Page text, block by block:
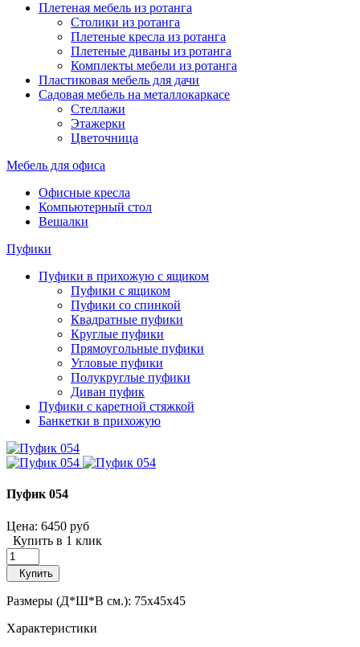
Плетеная мебель из ротанга
Столики из ротанга
Плетеные кресла из ротанга
Плетеные диваны из ротанга
Комплекты мебели из ротанга
Пластиковая мебель для дачи
Садовая мебель на металлокаркасе
Стеллажи
Этажерки
Цветочница
Мебель для офиса
Офисные кресла
Компьютерный стол
Вешалки
Пуфики
Пуфики в прихожую с ящиком
Пуфики с ящиком
Пуфики со спинкой
Квадратные пуфики
Круглые пуфики
Прямоугольные пуфики
Угловые пуфики
Полукруглые пуфики
Диван пуфик
Пуфики с каретной стяжкой
Банкетки в прихожую
Пуфик 054
Цена: 6450 руб
Купить в 1 клик
Купить
Размеры (Д*Ш*В см.): 75x45x45
Характеристики